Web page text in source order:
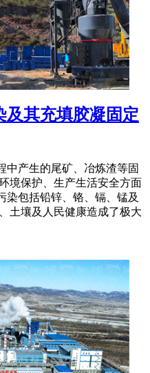
及其充填胶凝固定
中产生的尾矿、冶炼渣等固
境保护、生产生活安全方面
染包括铅锌、铬、镉、锰及
土壤及人民健康造成了极大